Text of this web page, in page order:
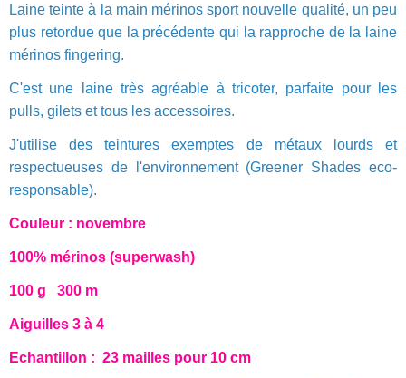
Laine teinte à la main mérinos sport nouvelle qualité, un peu
plus retordue que la précédente qui la rapproche de la laine
mérinos fingering.
C'est une laine très agréable à tricoter, parfaite pour les
pulls, gilets et tous les accessoires.
J'utilise des teintures exemptes de métaux lourds et
respectueuses de l'environnement (Greener Shades eco-
responsable).
Couleur : novembre
100% mérinos (superwash)
100 g 300 m
Aiguilles 3 à 4
Echantillon : 23 mailles pour 10 cm